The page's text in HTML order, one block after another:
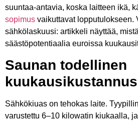
suuntaa-antavia, koska laitteen ikä,
sopimus vaikuttavat lopputulokseen.
sähkölaskuusi: artikkeli näyttää,
säästöpotentiaalia euroissa
Saunan todellinen
kuukausikustannus
Sähkökiuas on tehokas laite.
varustettu 6–10 kilowatin kiukaalla,